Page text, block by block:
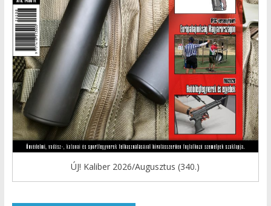
ÚJ! Kaliber 2026/Augusztus (340.)